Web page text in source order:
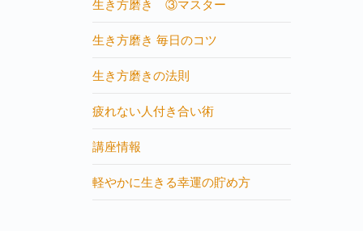
生き方磨き ③マスター
生き方磨き 毎日のコツ
生き方磨きの法則
疲れない人付き合い術
講座情報
軽やかに生きる幸運の貯め方